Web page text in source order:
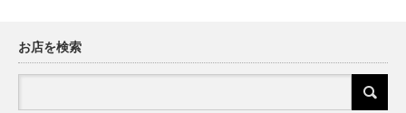
お店を検索